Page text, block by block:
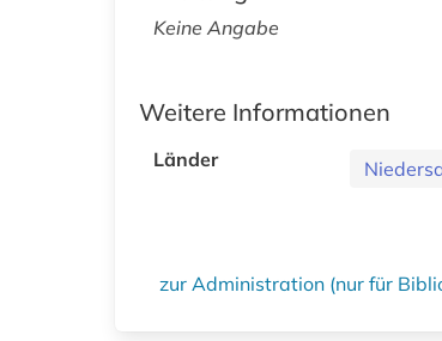
Keine Angabe
Weitere Informationen
Länder
zur Administration (nur für